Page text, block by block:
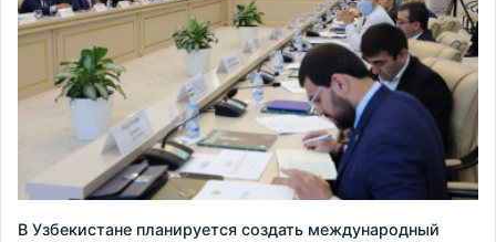
В Узбекистане планируется создать международный